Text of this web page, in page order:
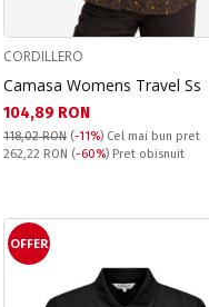
CORDILLERO
Camasa Womens Travel Ss
Текуща цена:
104,89 RON
118,02 RON (-11%) Cel mai bun pret
Pret obisnuit:
262,22 RON (-60%) Pret obisnuit
OFFER